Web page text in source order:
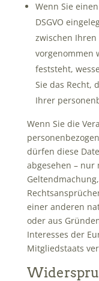
Wenn Sie
DSGVO
zwischen
vorgenommen
feststeht,
Sie das Recht,
Ihrer
Wenn Sie die
dürfen diese
abgesehen –
einer anderen
oder aus
Interesses der
Mitgliedstaats